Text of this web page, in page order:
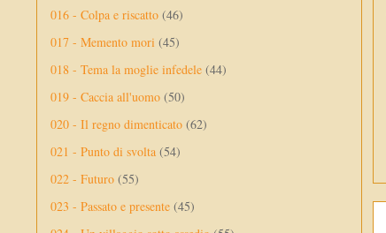
016 - Colpa e riscatto (46)
017 - Memento mori (45)
018 - Tema la moglie infedele (44)
019 - Caccia all'uomo (50)
020 - Il regno dimenticato (62)
021 - Punto di svolta (54)
022 - Futuro (55)
023 - Passato e presente (45)